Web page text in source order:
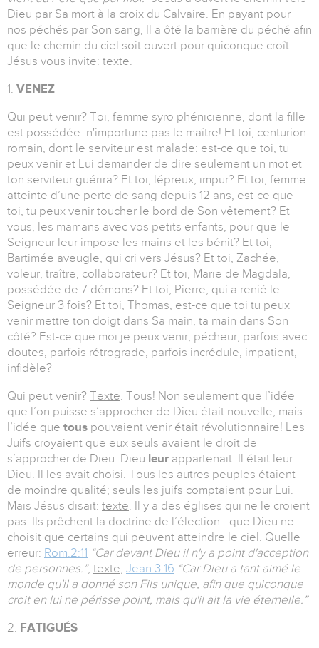
Dieu par Sa mort à la croix du Calvaire. En payant pour
nos péchés par Son sang, Il a ôté la barrière du péché afin
que le chemin du ciel soit ouvert pour quiconque croît.
Jésus vous invite: texte.
1. VENEZ
Qui peut venir? Toi, femme syro phénicienne, dont la fille
est possédée: n'importune pas le maître! Et toi, centurion
romain, dont le serviteur est malade: est-ce que toi, tu
peux venir et Lui demander de dire seulement un mot et
ton serviteur guérira? Et toi, lépreux, impur? Et toi, femme
atteinte d’une perte de sang depuis 12 ans, est-ce que
toi, tu peux venir toucher le bord de Son vêtement? Et
vous, les mamans avec vos petits enfants, pour que le
Seigneur leur impose les mains et les bénit? Et toi,
Bartimée aveugle, qui cri vers Jésus? Et toi, Zachée,
voleur, traître, collaborateur? Et toi, Marie de Magdala,
possédée de 7 démons? Et toi, Pierre, qui a renié le
Seigneur 3 fois? Et toi, Thomas, est-ce que toi tu peux
venir mettre ton doigt dans Sa main, ta main dans Son
côté? Est-ce que moi je peux venir, pécheur, parfois avec
doutes, parfois rétrograde, parfois incrédule, impatient,
infidèle?
Qui peut venir? Texte. Tous! Non seulement que l’idée
que l’on puisse s’approcher de Dieu était nouvelle, mais
l’idée que tous pouvaient venir était révolutionnaire! Les
Juifs croyaient que eux seuls avaient le droit de
s’approcher de Dieu. Dieu leur appartenait. Il était leur
Dieu. Il les avait choisi. Tous les autres peuples étaient
de moindre qualité; seuls les juifs comptaient pour Lui.
Mais Jésus disait: texte. Il y a des églises qui ne le croient
pas. Ils prêchent la doctrine de l’élection - que Dieu ne
choisit que certains qui peuvent atteindre le ciel. Quelle
erreur: Rom.2:11 “Car devant Dieu il n'y a point d'acception
de personnes.”; texte; Jean 3:16 “Car Dieu a tant aimé le
monde qu'il a donné son Fils unique, afin que quiconque
croit en lui ne périsse point, mais qu'il ait la vie éternelle.”
2. FATIGUÉS